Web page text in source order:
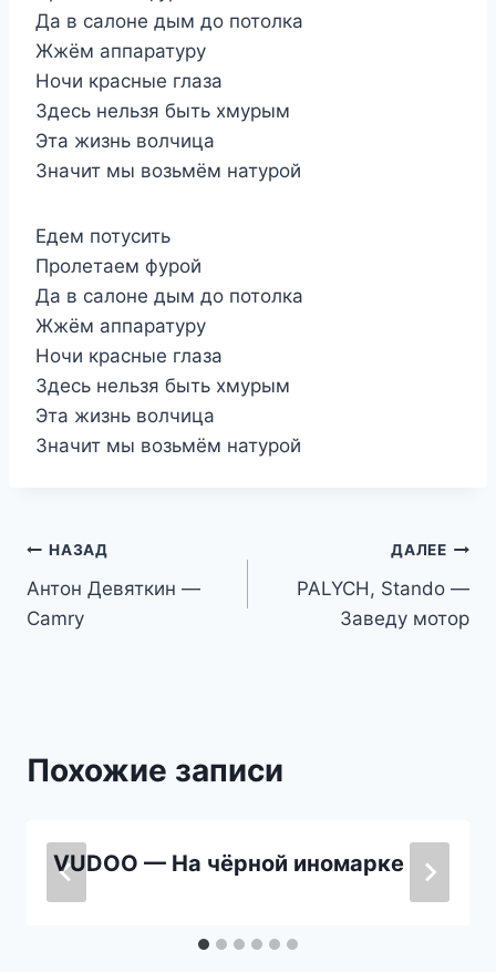
Да в салоне дым до потолка
Жжём аппаратуру
Ночи красные глаза
Здесь нельзя быть хмурым
Эта жизнь волчица
Значит мы возьмём натурой
Едем потусить
Пролетаем фурой
Да в салоне дым до потолка
Жжём аппаратуру
Ночи красные глаза
Здесь нельзя быть хмурым
Эта жизнь волчица
Значит мы возьмём натурой
Навигация
по
НАЗАД
Антон Девяткин —
Camry
ДАЛЕЕ
PALYCH, Stando —
Заведу мотор
Похожие записи
VUDOO — На чёрной иномарке